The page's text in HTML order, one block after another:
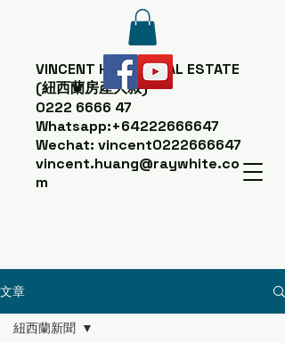
VINCENT HUANGREAL ESTATE
(紐西蘭房產大叔)
0222 6666 47
Whatsapp:+64222666647
Wechat: vincent0222666647
vincent.huang@raywhite.co
m
文章
紐西蘭新聞